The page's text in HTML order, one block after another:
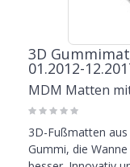
3D
01.2012-
MDM Matten
3D-Fußmatten
Gummi, die